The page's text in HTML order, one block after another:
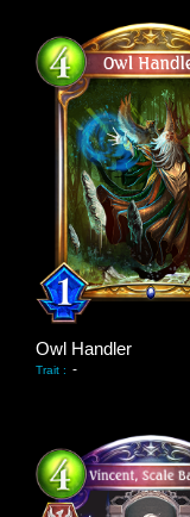
Owl Handler
Trait : -